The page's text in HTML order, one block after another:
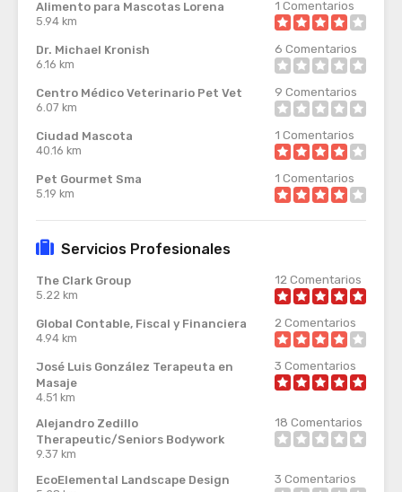
Alimento para Mascotas Lorena
5.94 km
1 Comentarios
Dr. Michael Kronish
6.16 km
6 Comentarios
Centro Médico Veterinario Pet Vet
6.07 km
9 Comentarios
Ciudad Mascota
40.16 km
1 Comentarios
Pet Gourmet Sma
5.19 km
1 Comentarios
Servicios Profesionales
The Clark Group
5.22 km
12Comentarios
Global Contable, Fiscal y Financiera
4.94 km
2Comentarios
José Luis González Terapeuta en
Masaje
4.51 km
3 Comentarios
Alejandro Zedillo
Therapeutic/Seniors Bodywork
9.37 km
18 Comentarios
EcoElemental Landscape Design
3 Comentarios